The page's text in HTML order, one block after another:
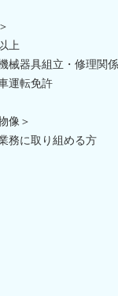
上
械器具組立・修理関
運転免許
像＞
務に取り組める方